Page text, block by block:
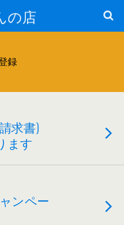
の店
録
求書)
ます
ンペー